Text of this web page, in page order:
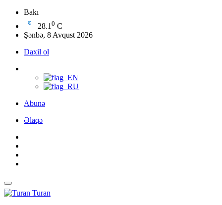
Bakı
28.1 0 C
Şənbə, 8 Avqust 2026
Daxil ol
Abunə
Əlaqə
Turan